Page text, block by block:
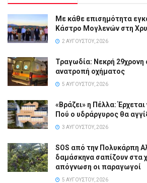
Με κάθε επισημότητα
Κάστρο Μογλενών στη
2 ΑΥΓΟΎΣΤΟΥ, 2026
Τραγωδία: Νεκρή
ανατροπή οχήματος
5 ΑΥΓΟΎΣΤΟΥ, 2026
«Βράζει» η Πέλλα:
Πού ο υδράργυρος θα
3 ΑΥΓΟΎΣΤΟΥ, 2026
SOS από την Πολυκάρπη
δαμάσκηνα σαπίζουν στα
απόγνωση οι παραγωγοί
5 ΑΥΓΟΎΣΤΟΥ, 2026